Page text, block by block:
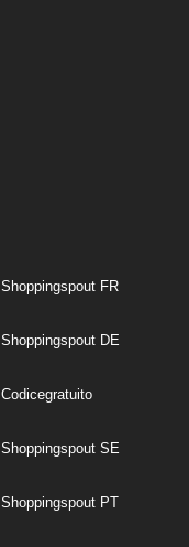
Shoppingspout FR
Shoppingspout DE
Codicegratuito
Shoppingspout SE
Shoppingspout PT